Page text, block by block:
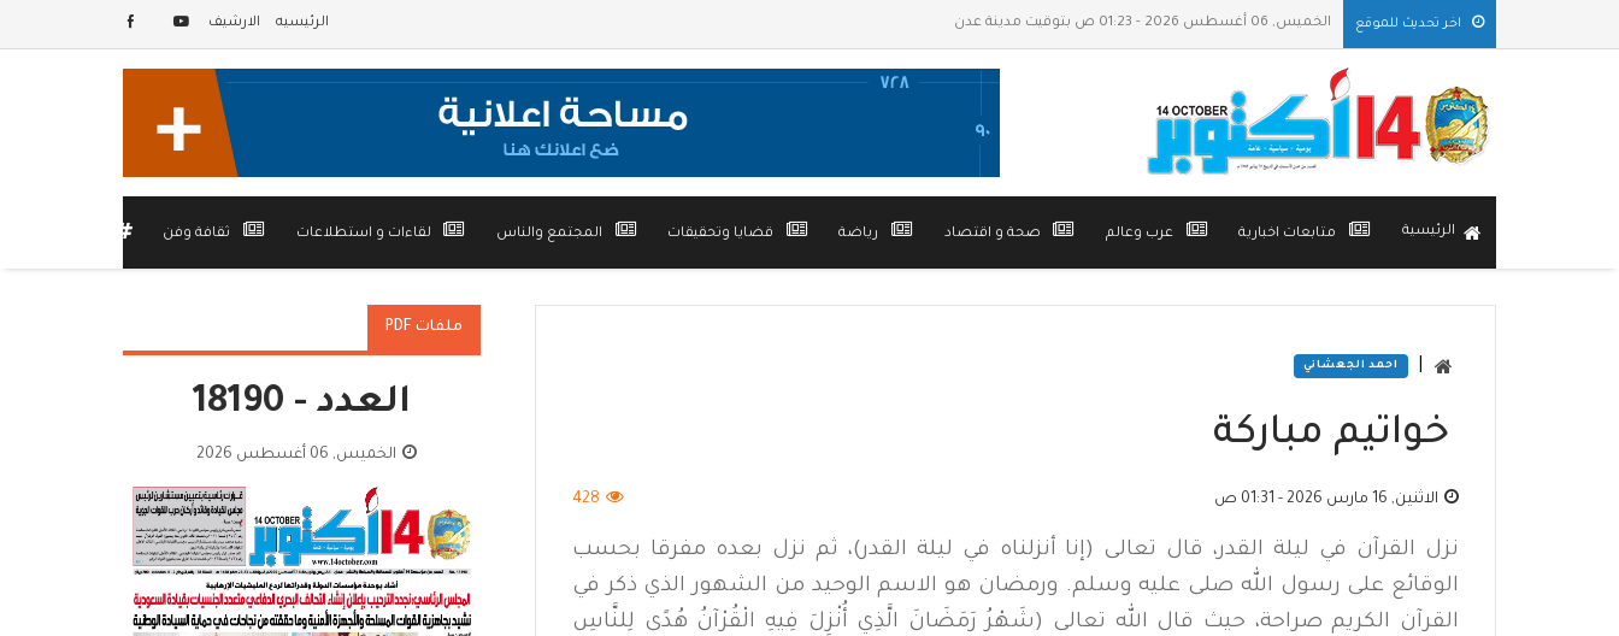
اخر تحديث للموقع الخميس, 06 أغسطس 2026 - 01:23 ص بتوقيت مدينة عدن الرئيسيه الارشيف
الرئيسية متابعات اخبارية عرب وعالم صحة و اقتصاد رياضة قضايا وتحقيقات المجتمع والناس لقاءات و استطلاعات ثقافة وفن
احمد الجعشاني
خواتيم مباركة
الاثنين, 16 مارس 2026 - 01:31 ص 428
نزل القرآن في ليلة القدر، قال تعالى (إنا أنزلناه في ليلة القدر)، ثم نزل بعده مفرقا بحسب
الوقائع على رسول الله صلى عليه وسلم. ورمضان هو الاسم الوحيد من الشهور الذي ذكر في
القرآن الكريم صراحة، حيث قال الله تعالى (شَهْرُ رَمَضَانَ الَّذِي أُنْزِلَ فِيهِ الْقُرْآنُ هُدًى لِلنَّاسِ
ملفات PDF
العدد - 18190
الخميس, 06 أغسطس 2026